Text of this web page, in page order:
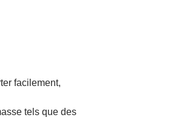
facilement,
tels que des